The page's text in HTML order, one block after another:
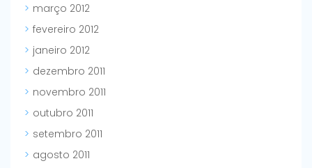
março 2012
fevereiro 2012
janeiro 2012
dezembro 2011
novembro 2011
outubro 2011
setembro 2011
agosto 2011